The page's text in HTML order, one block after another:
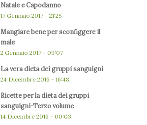
Natale e Capodanno
17 Gennaio 2017 - 21:25
Mangiare bene per sconfiggere il
male
2 Gennaio 2017 - 09:07
La vera dieta dei gruppi sanguigni
24 Dicembre 2016 - 16:48
Ricette per la dieta dei gruppi
sanguigni-Terzo volume
14 Dicembre 2016 - 00:03